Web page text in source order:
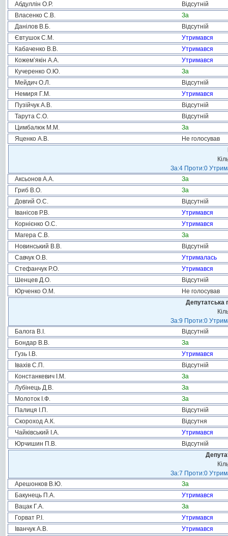
Абдуллін О.Р.
Відсутній
Власенко С.В.
За
Данілов В.Б.
Відсутній
Євтушок С.М.
Утримався
Кабаченко В.В.
Утримався
Кожем’якін А.А.
Утримався
Кучеренко О.Ю.
За
Мейдич О.Л.
Відсутній
Немиря Г.М.
Утримався
Пузійчук А.В.
Відсутній
Тарута С.О.
Відсутній
Цимбалюк М.М.
За
Яценко А.В.
Не голосував
За:4 Проти:0
Аксьонов А.А.
За
Гриб В.О.
За
Довгий О.С.
Відсутній
Іванісов Р.В.
Утримався
Корнієнко О.С.
Утримався
Магера С.В.
За
Новинський В.В.
Відсутній
Савчук О.В.
Утрималась
Стефанчук Р.О.
Утримався
Шенцев Д.О.
Відсутній
Юрченко О.М.
Не голосував
Депутатська
За:9 Проти:0
Балога В.І.
Відсутній
Бондар В.В.
За
Гузь І.В.
Утримався
Івахів С.П.
Відсутній
Констанкевич І.М.
За
Лубінець Д.В.
За
Молоток І.Ф.
За
Палиця І.П.
Відсутній
Скороход А.К.
Відсутня
Чайківський І.А.
Утримався
Юрчишин П.В.
Відсутній
За:7 Проти:0
Арешонков В.Ю.
За
Бакунець П.А.
Утримався
Вацак Г.А.
За
Горват Р.І.
Утримався
Іванчук А.В.
Утримався